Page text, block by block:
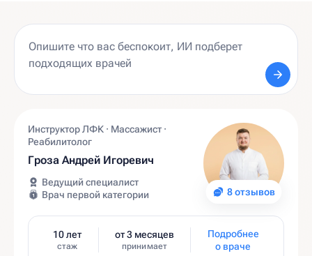
8 отзывов
Инструктор ЛФК · Массажист ·
Реабилитолог
Гроза Андрей Игоревич
Ведущий специалист
Врач первой категории
10 лет
стаж
от 3 месяцев
принимает
Подробнее
о враче